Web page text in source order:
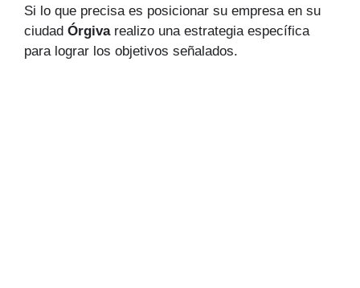
Si lo que precisa es posicionar su empresa en su
ciudad Órgivarealizo una estrategia específica
para lograr los objetivos señalados.